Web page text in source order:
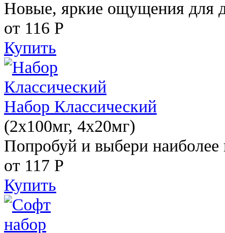
Новые, яркие ощущения для
от 116 Р
Купить
Набор Классический
(2x100мг, 4x20мг)
Попробуй и выбери наиболее
от 117 Р
Купить